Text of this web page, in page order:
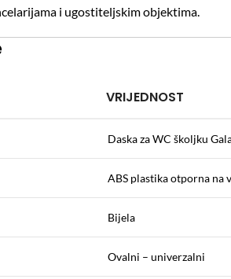
i ugostiteljskim objektima.
VRIJEDNOST
Daska za WC školjku
ABS plastika otporna na
Bijela
Ovalni – univerzalni